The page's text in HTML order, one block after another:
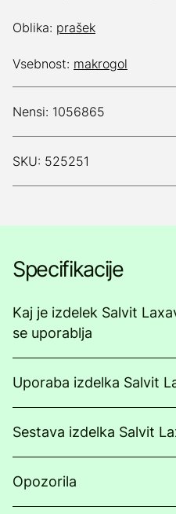
Oblika: prašek
Vsebnost: makrogol
Nensi: 1056865
SKU: 525251
Specifikacije
Kaj je izdelek Salvit
se uporablja
Uporaba izdelka Salvit
Sestava izdelka Salvit
Opozorila